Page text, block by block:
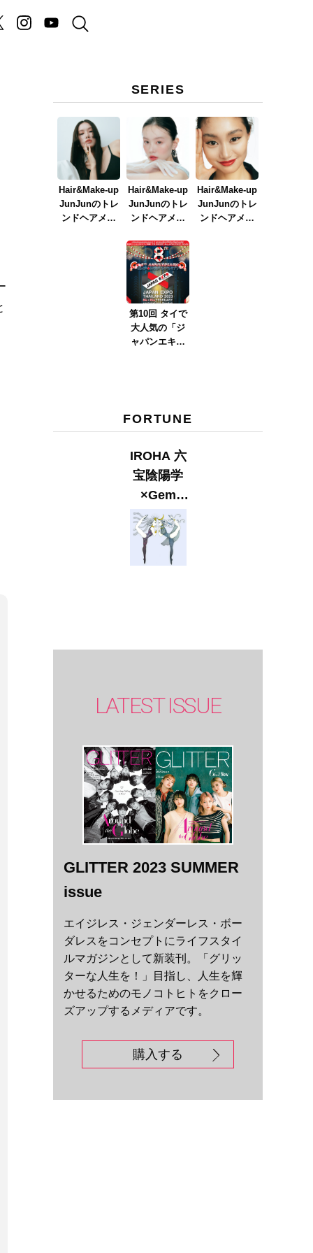
SERIES
Hair&Make-up
JunJunのトレ
ンドヘアメイ
Hair&Make-up
JunJunのトレ
ンドヘアメイ
イク
ver.2023』
Hair&Make-up
JunJunのトレ
ンドヘアメイ
第10回 タイで
大人気の「ジ
ャパンエキス
FORTUNE
IROHA 六
宝陰陽学
×Gem
Muse
【GLITTER
2023
LATEST ISSUE
GLITTER 2023 SUMMER
issue
エイジレス・ジェンダーレス・ボー
ダレスをコンセプトにライフスタイ
ルマガジンとして新装刊。「グリッ
ターな人生を！」目指し、人生を輝
かせるためのモノコトヒトをクロー
ズアップするメディアです。
購入する